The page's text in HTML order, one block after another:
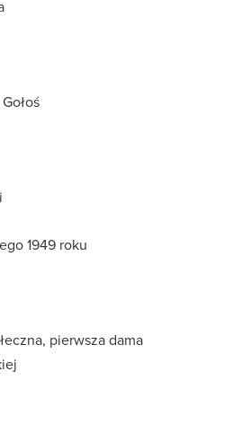
Gołoś
1949 roku
pierwsza dama